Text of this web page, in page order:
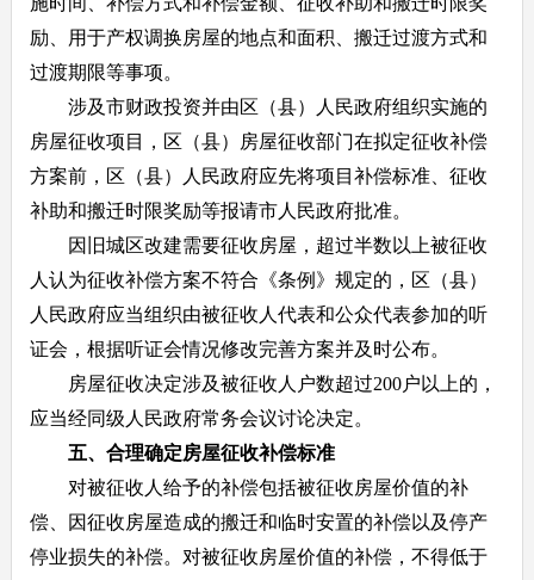
励、用于产权调换房屋的地点和面积、搬迁过渡方式和
过渡期限等事项。
涉及市财政投资并由区（县）人民政府组织实施的
房屋征收项目，区（县）房屋征收部门在拟定征收补偿
方案前，区（县）人民政府应先将项目补偿标准、征收
补助和搬迁时限奖励等报请市人民政府批准。
因旧城区改建需要征收房屋，超过半数以上被征收
人认为征收补偿方案不符合《条例》规定的，区（县）
人民政府应当组织由被征收人代表和公众代表参加的听
证会，根据听证会情况修改完善方案并及时公布。
房屋征收决定涉及被征收人户数超过200户以上的，
应当经同级人民政府常务会议讨论决定。
五、合理确定房屋征收补偿标准
对被征收人给予的补偿包括被征收房屋价值的补
偿、因征收房屋造成的搬迁和临时安置的补偿以及停产
停业损失的补偿。对被征收房屋价值的补偿，不得低于